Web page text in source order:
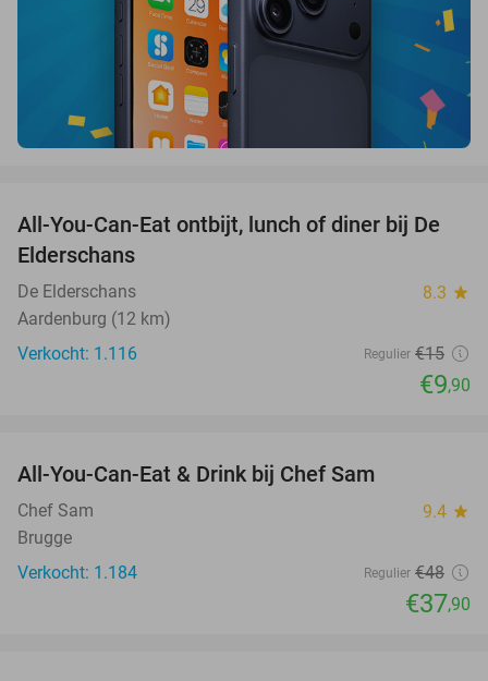
34%
All-You-Can-Eat ontbijt, lunch of diner bij De
Elderschans
De Elderschans 8.3 star
Aardenburg (12 km)
Verkocht: 1.116
Regulier €15
€9,90
All-You-Can-Eat & Drink bij Chef Sam
Chef Sam 9.4 star
Brugge
Verkocht: 1.184
Regulier €48
€37,90